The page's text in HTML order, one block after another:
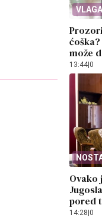
može
13:44 0
Ovako
pored
14:28 0